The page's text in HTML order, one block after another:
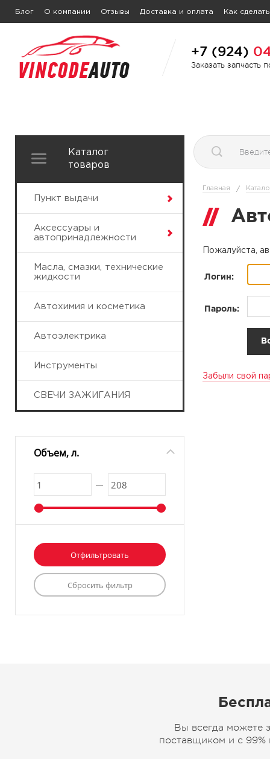
Блог О компании Отзывы Доставка и оплата Как
+7 (924)
Заказать запчасть
Каталог
товаров
Пункт выдачи
Аксессуары и
автопринадлежности
Масла, смазки, технические
жидкости
Автохимия и косметика
Автоэлектрика
Инструменты
СВЕЧИ ЗАЖИГАНИЯ
Объем, л.
Главная /
Пожалуйста,
Логин:
Пароль:
Забыли свой
Вы всегда можете
поставщиком и с 99%